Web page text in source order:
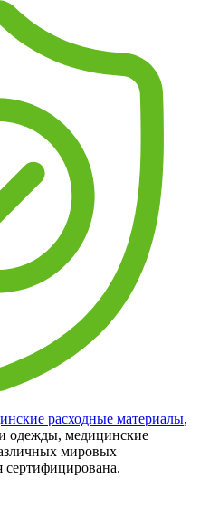
расходные материалы,
одежды, медицинские
мировых
сертифицирована.